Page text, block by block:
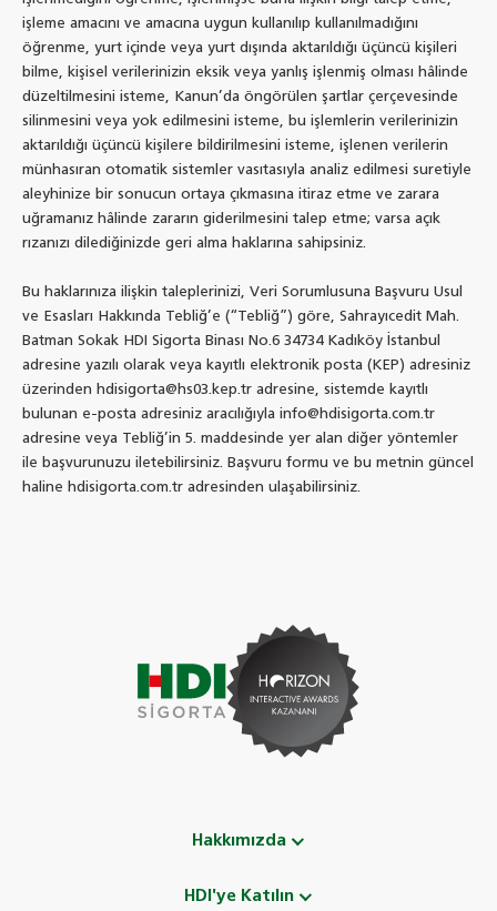
işleme amacını ve amacına uygun kullanılıp kullanılmadığını
öğrenme, yurt içinde veya yurt dışında aktarıldığı üçüncü kişileri
bilme, kişisel verilerinizin eksik veya yanlış işlenmiş olması hâlinde
düzeltilmesini isteme, Kanun’da öngörülen şartlar çerçevesinde
silinmesini veya yok edilmesini isteme, bu işlemlerin verilerinizin
aktarıldığı üçüncü kişilere bildirilmesini isteme, işlenen verilerin
münhasıran otomatik sistemler vasıtasıyla analiz edilmesi suretiyle
aleyhinize bir sonucun ortaya çıkmasına itiraz etme ve zarara
uğramanız hâlinde zararın giderilmesini talep etme; varsa açık
rızanızı dilediğinizde geri alma haklarına sahipsiniz.
Bu haklarınıza ilişkin taleplerinizi, Veri Sorumlusuna Başvuru Usul
ve Esasları Hakkında Tebliğ’e (“Tebliğ”) göre, Sahrayıcedit Mah.
Batman Sokak HDI Sigorta Binası No.6 34734 Kadıköy İstanbul
adresine yazılı olarak veya kayıtlı elektronik posta (KEP) adresiniz
üzerinden hdisigorta@hs03.kep.tr adresine, sistemde kayıtlı
bulunan e-posta adresiniz aracılığıyla info@hdisigorta.com.tr
adresine veya Tebliğ’in 5. maddesinde yer alan diğer yöntemler
ile başvurunuzu iletebilirsiniz. Başvuru formu ve bu metnin güncel
haline hdisigorta.com.tr adresinden ulaşabilirsiniz.
Hakkımızda
HDI'ye Katılın